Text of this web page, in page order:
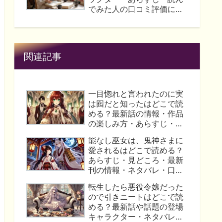
しの読み方はこれ！
でみた人の口コミ評価につ
関連記事
一目惚れと言われたのに実
は囮だと知ったはどこで読
める？最新話の情報・作品
の楽しみ方・あらすじ・見
価を一挙紹介！
能なし巫女は、鬼神さまに
愛されるはどこで読める？
あらすじ・見どころ・最新
刊の情報・ネタバレ・口コ
転生したら悪役令嬢だった
ので引きニートはどこで読
める？最新話や話題の登場
キャラクター・ネタバレや